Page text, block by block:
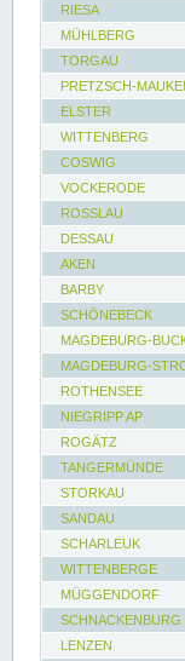
RIESA
MÜHLBERG
TORGAU
PRETZSCH-
ELSTER
WITTENBERG
COSWIG
VOCKERODE
ROSSLAU
DESSAU
AKEN
BARBY
SCHÖNEBECK
MAGDEBURG-
MAGDEBURG-
ROTHENSEE
NIEGRIPP AP
ROGÄTZ
TANGERMÜNDE
STORKAU
SANDAU
SCHARLEUK
WITTENBERGE
MÜGGENDORF
SCHNACKENBURG
LENZEN